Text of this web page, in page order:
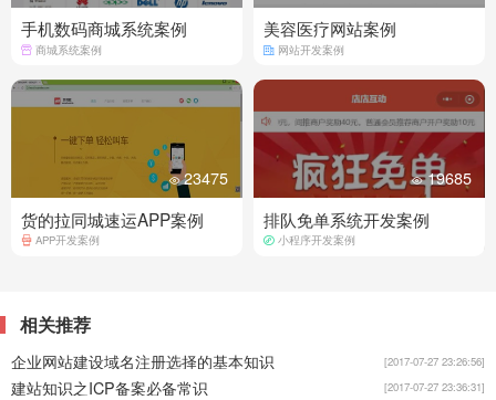
手机数码商城系统案例
商城系统案例
美容医疗网站案例
网站开发案例
23475
货的拉同城速运APP案例
APP开发案例
19685
排队免单系统开发案例
小程序开发案例
相关推荐
企业网站建设域名注册选择的基本知识 [2017-07-27 23:26:56]
建站知识之ICP备案必备常识 [2017-07-27 23:36:31]